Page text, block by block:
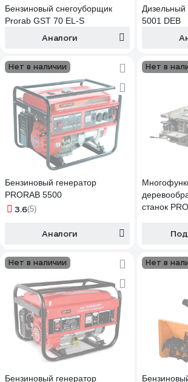
Бензиновый снегоуборщик
Prorab GST 70 EL-S
Аналоги
Дизельный
5001 DEB
Нет в наличии
Бензиновый генератор
PRORAB 5500
3.6(5)
Аналоги
Нет в
станок
Нет в наличии
Бензиновый генератор
Нет в